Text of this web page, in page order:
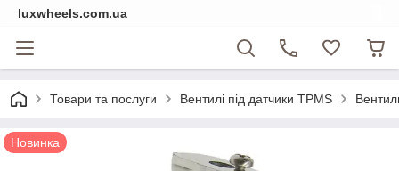
luxwheels.com.ua
Товари та послуги Вентилі під датчики TPMS
Новинка